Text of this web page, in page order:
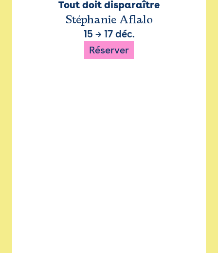
Tout doit disparaître
Stéphanie Aflalo
15 → 17 déc.
Réserver